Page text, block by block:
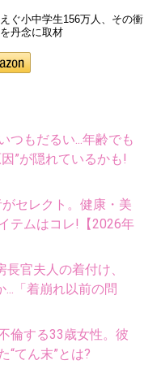
ぐ小中学生156万人、その衝
丹念に取材
つもだるい...年齢でも
”が隠れているかも!
セレクト。健康・美
テムはコレ!【2026年
官夫人の着付け、
...「着崩れ以前の問
倫する33歳女性。彼
“てん末”とは?